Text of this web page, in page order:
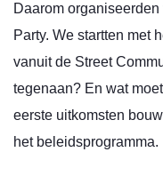
Daarom
Party. We startten met
vanuit de Street
tegenaan? En wat
eerste uitkomsten
het beleidsprogramma.